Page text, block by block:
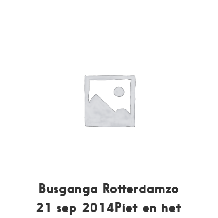
Busganga Rotterdamzo
21 sep 2014Piet en het